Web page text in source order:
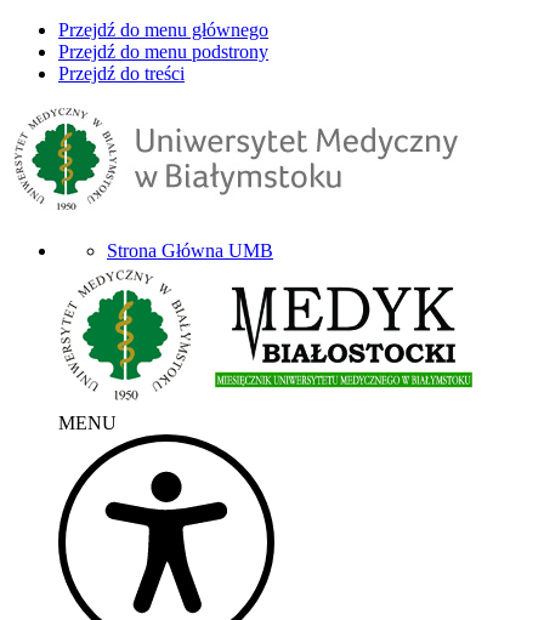
Przejdź do menu głównego
Przejdź do menu podstrony
Przejdź do treści
Strona Główna UMB
MENU